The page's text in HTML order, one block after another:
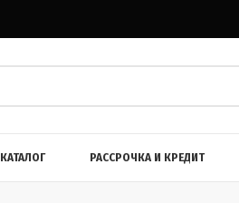
КАТАЛОГ РАССРОЧКА И КРЕДИТ